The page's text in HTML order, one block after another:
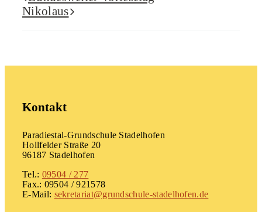
Nikolaus
Kontakt
Paradiestal-Grundschule Stadelhofen
Hollfelder Straße 20
96187 Stadelhofen
Tel.: 09504 / 277
Fax.: 09504 / 921578
E-Mail: sekretariat@grundschule-stadelhofen.de